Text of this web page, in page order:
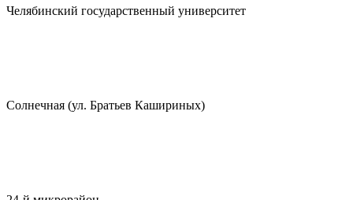
Челябинский государственный университет
Солнечная (ул. Братьев Кашириных)